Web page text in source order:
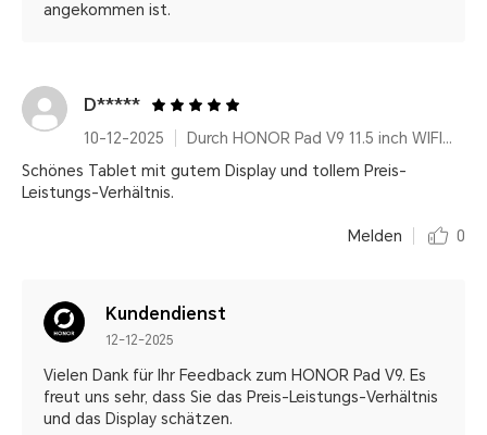
angekommen ist.
D*****
10-12-2025
Durch HONOR Pad V9 11.5 inch WIFI Only 8GB+256GB White with Flip Cover and Pen
Schönes Tablet mit gutem Display und tollem Preis-
Leistungs-Verhältnis.
Melden 0
Kundendienst
12-12-2025
Vielen Dank für Ihr Feedback zum HONOR Pad V9. Es
freut uns sehr, dass Sie das Preis-Leistungs-Verhältnis
und das Display schätzen.